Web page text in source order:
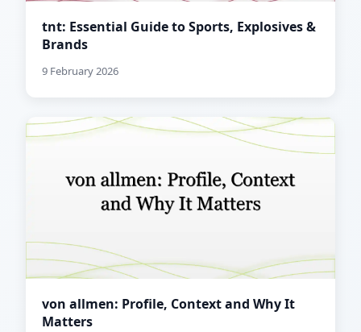
tnt: Essential Guide to Sports, Explosives &
Brands
9 February 2026
von allmen: Profile, Context and Why It
Matters